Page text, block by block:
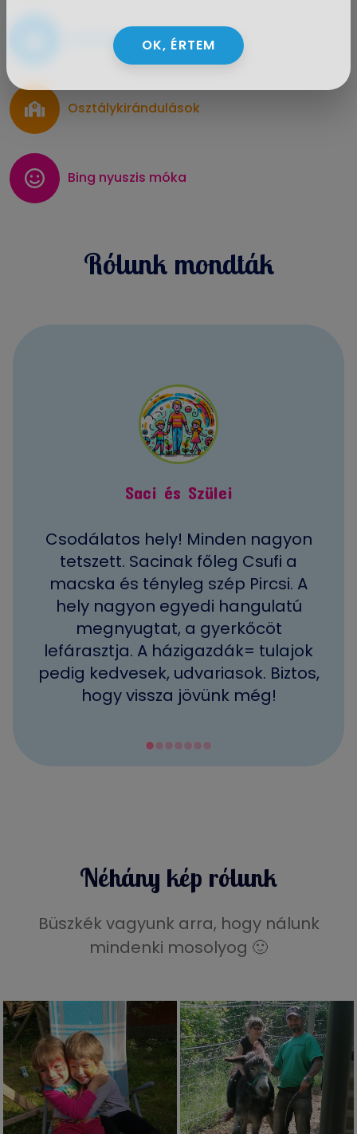
OK, ÉRTEM
Születésnapi partik
Osztálykirándulások
Bing nyuszis móka
Rólunk mondták
Saci és Szülei
Csodálatos hely! Minden nagyon
tetszett. Sacinak főleg Csufi a
macska és tényleg szép Pircsi. A
hely nagyon egyedi hangulatú
megnyugtat, a gyerkőcöt
lefárasztja. A házigazdák= tulajok
pedig kedvesek, udvariasok. Biztos,
hogy vissza jövünk még!
Néhány kép rólunk
Büszkék vagyunk arra, hogy nálunk
mindenki mosolyog 🙂